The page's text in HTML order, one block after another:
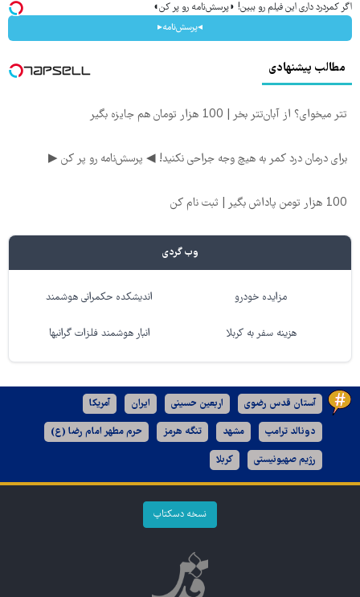
اگر کمردرد داری این فیلم رو ببین! ◗پرسش‌نامه رو پر کن◖
◂پرسش‌نامه▸
مطالب پیشنهادی
تتر میخوای؟ از آبان‌تتر بخر | 100 هزار تومان هم جایزه بگیر
برای درمان درد کمر به هیچ وجه جراحی نکنید! ◀ پرسش‌نامه رو پر کن ▶
100 هزار تومن پاداش بگیر | ثبت نام کن
وب گردی
مزایده خودرو اندیشکده حکمرانی هوشمند
هزینه سفر به کربلا انبار هوشمند فلزات گرانبها
آستان قدس رضوی اربعین حسینی ایران آمریکا
دونالد ترامپ مشهد تنگه هرمز حرم مطهر امام رضا (ع)
رژیم صهیونیستی کربلا
نسخه دسکتاپ